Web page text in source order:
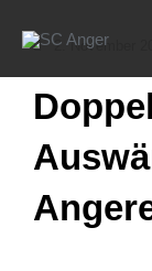
Inhalt
springen
2. November